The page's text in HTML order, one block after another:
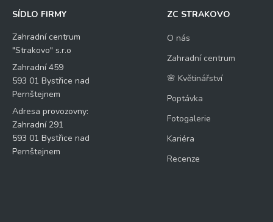
SÍDLO FIRMY
Zahradní centrum
"Strakovo" s.r.o
Zahradní 459
593 01 Bystřice nad
Pernštejnem
Adresa provozovny:
Zahradní 291
593 01 Bystřice nad
Pernštejnem
ZC STRAKOVO
O nás
Zahradní centrum
🌸 Květinářství
Poptávka
Fotogalerie
Kariéra
Recenze